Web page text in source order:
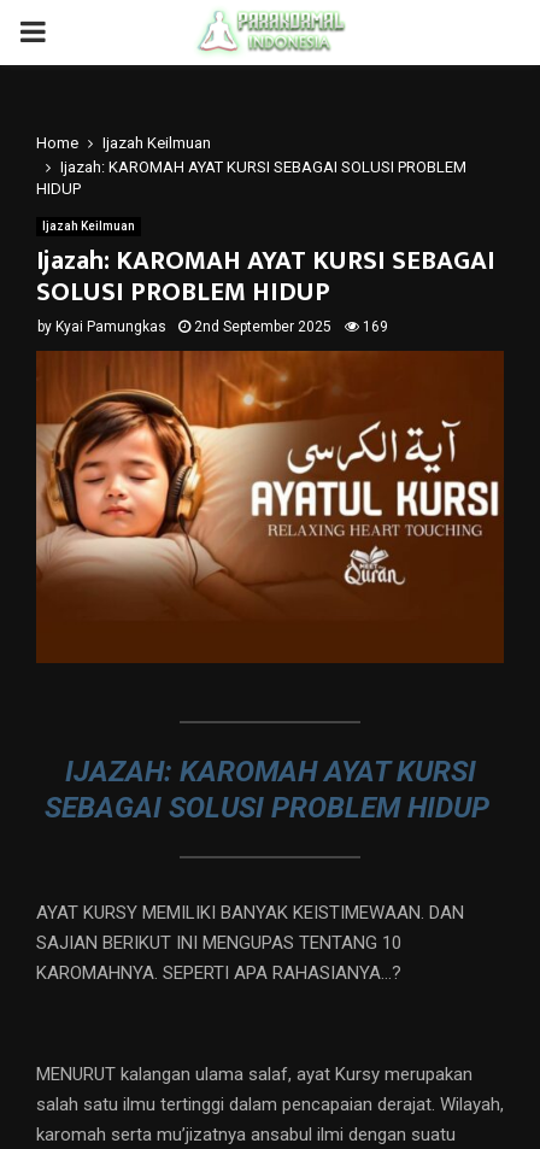
PRIMARY
Home
Ijazah Keilmuan
Ijazah: KAROMAH AYAT KURSI SEBAGAI SOLUSI PROBLEM
HIDUP
Ijazah Keilmuan
Ijazah: KAROMAH AYAT KURSI SEBAGAI
SOLUSI PROBLEM HIDUP
by Kyai Pamungkas 2nd September 2025 169
IJAZAH: KAROMAH AYAT KURSI
SEBAGAI SOLUSI PROBLEM HIDUP
AYAT KURSY MEMILIKI BANYAK KEISTIMEWAAN. DAN
SAJIAN BERIKUT INI MENGUPAS TENTANG 10
KAROMAHNYA. SEPERTI APA RAHASIANYA…?
MENURUT kalangan ulama salaf, ayat Kursy merupakan
salah satu ilmu tertinggi dalam pencapaian derajat. Wilayah,
karomah serta mu’jizatnya ansabul ilmi dengan suatu